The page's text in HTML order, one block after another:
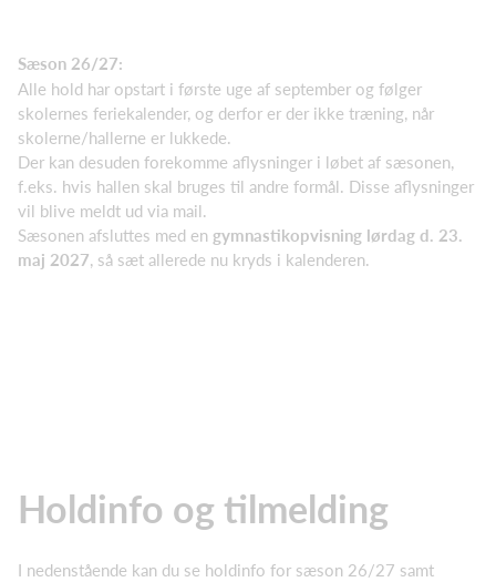
Sæson 26/27:
Alle hold har opstart i første uge af september og følger
skolernes feriekalender, og derfor er der ikke træning, når
skolerne/hallerne er lukkede.
Der kan desuden forekomme aflysninger i løbet af sæsonen,
f.eks. hvis hallen skal bruges til andre formål. Disse aflysninger
vil blive meldt ud via mail.
Sæsonen afsluttes med en gymnastikopvisning lørdag d. 23.
maj 2027 , så sæt allerede nu kryds i kalenderen.
Holdinfo og tilmelding
I nedenstående kan du se holdinfo for sæson 26/27 samt